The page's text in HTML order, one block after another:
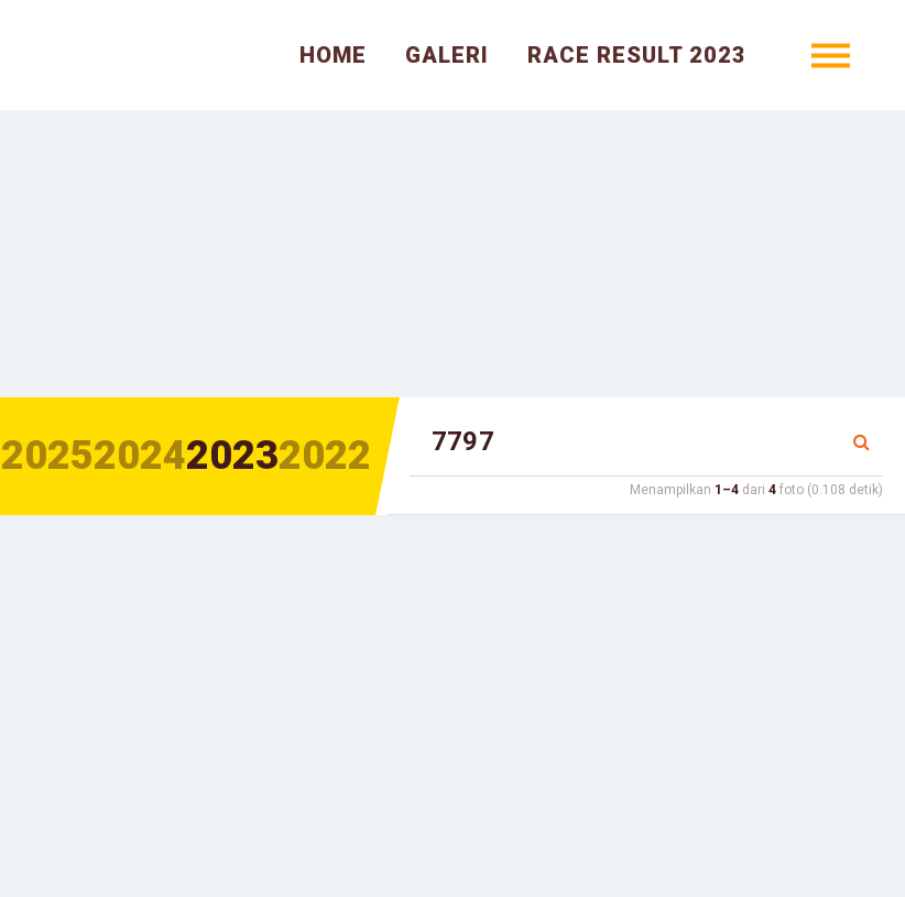
HOME GALERI RACE RESULT 2023
2025202420232022
Menampilkan 1–4 dari 4 foto (0.108 detik)